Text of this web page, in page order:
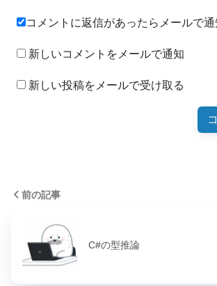
コメントに返信があったらメールで通
新しいコメントをメールで通知
新しい投稿をメールで受け取る
前の記事
C#の型推論